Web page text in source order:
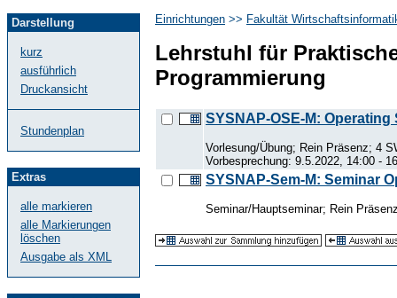
Darstellung
kurz
ausführlich
Druckansicht
Stundenplan
Extras
alle markieren
alle Markierungen
löschen
Ausgabe als XML
Einrichtungen >> Fakultät
Lehrstuhl für
Programmierung
SYSNAP-OSE-M:
Vorlesung/Übung; Rein Präsenz; 4
Vorbesprechung: 9.5.2022, 14:00 -
SYSNAP-Sem-M: Seminar
Seminar/Hauptseminar; Rein